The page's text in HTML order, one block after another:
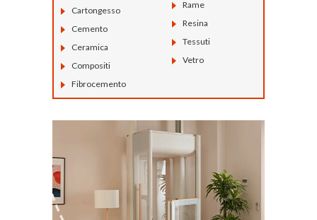
Cartongesso
Cemento
Ceramica
Compositi
Fibrocemento
Rame
Resina
Tessuti
Vetro